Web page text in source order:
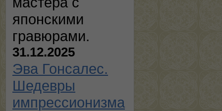
японскими
гравюрами.
31.12.2025
Эва Гонсалес.
Шедевры
импрессионизма